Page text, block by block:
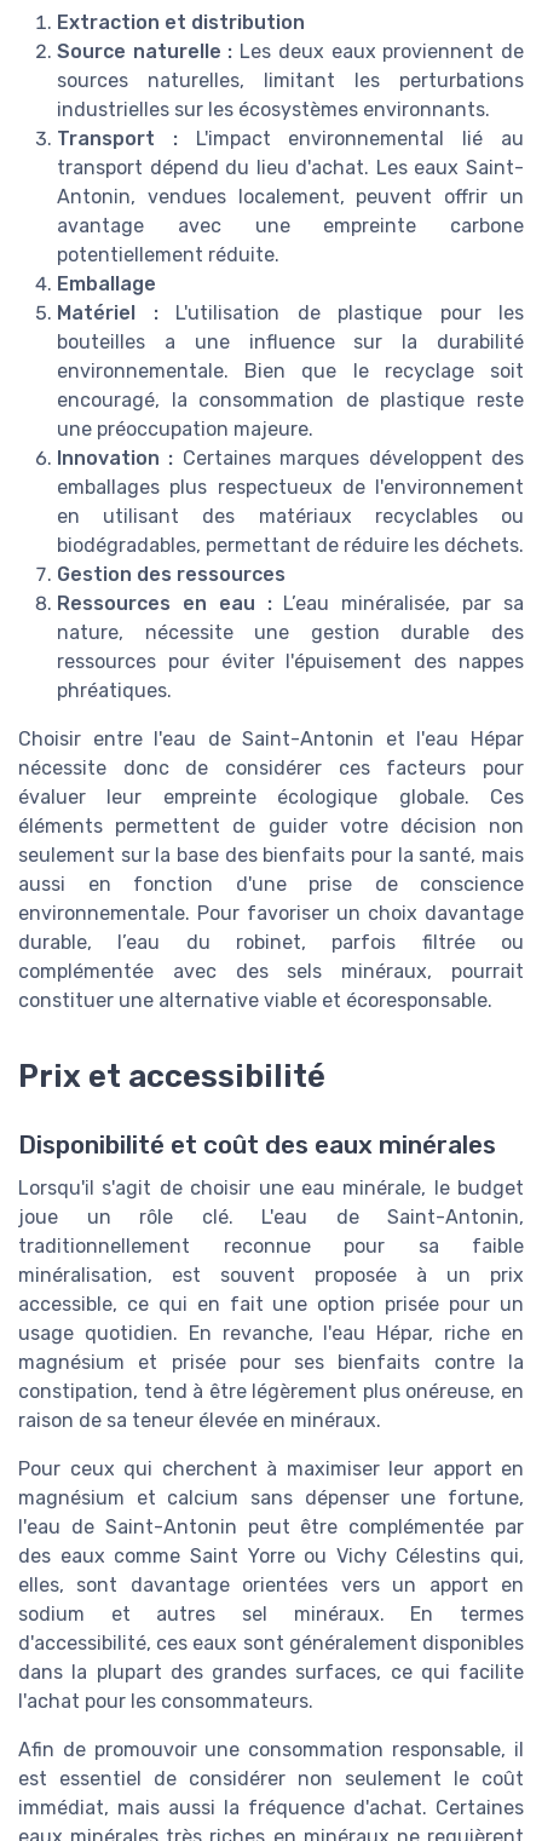
Extraction et distribution
Source naturelle : Les deux eaux proviennent de
sources naturelles, limitant les perturbations
industrielles sur les écosystèmes environnants.
Transport :L'impact environnemental lié au
transport dépend du lieu d'achat. Les eaux Saint-
Antonin, vendues localement, peuvent offrir un
avantage avec une empreinte carbone
potentiellement réduite.
Emballage
Matériel :L'utilisation de plastique pour les
bouteilles a une influence sur la durabilité
environnementale. Bien que le recyclage soit
encouragé, la consommation de plastique reste
une préoccupation majeure.
Innovation : Certaines marques développent des
emballages plus respectueux de l'environnement
en utilisant des matériaux recyclables ou
biodégradables, permettant de réduire les déchets.
Gestion des ressources
Ressources en eau :L’eau minéralisée, par sa
nature, nécessite une gestion durable des
ressources pour éviter l'épuisement des nappes
phréatiques.
Choisir entre l'eau de Saint-Antonin et l'eau Hépar
nécessite donc de considérer ces facteurs pour
évaluer leur empreinte écologique globale. Ces
éléments permettent de guider votre décision non
seulement sur la base des bienfaits pour la santé, mais
aussi en fonction d'une prise de conscience
environnementale. Pour favoriser un choix davantage
durable, l’eau du robinet, parfois filtrée ou
complémentée avec des sels minéraux, pourrait
constituer une alternative viable et écoresponsable.
Prix et accessibilité
Disponibilité et coût des eaux minérales
Lorsqu'il s'agit de choisir une eau minérale, le budget
joue un rôle clé. L'eau de Saint-Antonin,
traditionnellement reconnue pour sa faible
minéralisation, est souvent proposée à un prix
accessible, ce qui en fait une option prisée pour un
usage quotidien. En revanche, l'eau Hépar, riche en
magnésium et prisée pour ses bienfaits contre la
constipation, tend à être légèrement plus onéreuse, en
raison de sa teneur élevée en minéraux.
Pour ceux qui cherchent à maximiser leur apport en
magnésium et calcium sans dépenser une fortune,
l'eau de Saint-Antonin peut être complémentée par
des eaux comme Saint Yorre ou Vichy Célestins qui,
elles, sont davantage orientées vers un apport en
sodium et autres sel minéraux. En termes
d'accessibilité, ces eaux sont généralement disponibles
dans la plupart des grandes surfaces, ce qui facilite
l'achat pour les consommateurs.
Afin de promouvoir une consommation responsable, il
est essentiel de considérer non seulement le coût
immédiat, mais aussi la fréquence d'achat. Certaines
eaux minérales très riches en minéraux ne requièrent